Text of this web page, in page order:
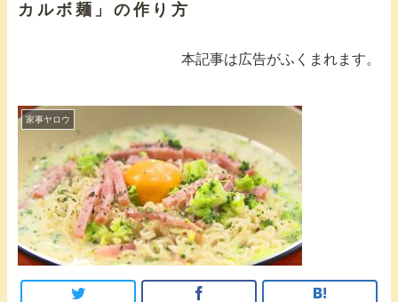
カルボ麺」の作り方
本記事は広告がふくまれます。
家事ヤロウ